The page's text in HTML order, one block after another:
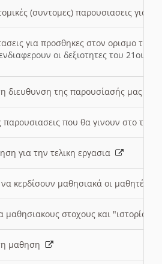
(συντομες) παρουσιασεις για
για προσθηκες στον ορισμο
οι δεξιοτητες του 21ου
διευθυνση της παρουσίασής μας
παρουσιασεις που θα γινουν στο
για την τελικη εργασια
κερδίσουν μαθησιακά οι μαθητές/
μαθησιακους στοχους και "ιστορία"
μαθηση